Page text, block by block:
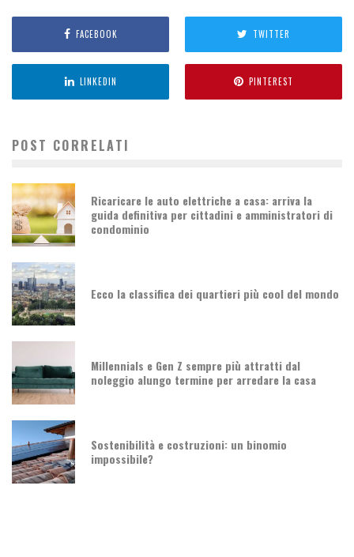
FACEBOOK TWITTER
LINKEDIN PINTEREST
POST CORRELATI
Ricaricare le auto elettriche a casa: arriva la
guida definitiva per cittadini e amministratori di
condominio
Ecco la classifica dei quartieri più cool del mondo
Millennials e Gen Z sempre più attratti dal
noleggio alungo termine per arredare la casa
Sostenibilità e costruzioni: un binomio
impossibile?